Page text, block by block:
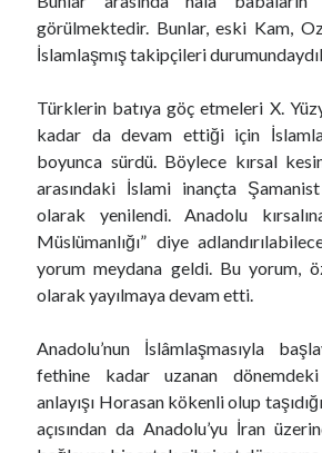
16 Nisan 2023
Dünyada bunlar da yaşandı
Mesudiye’nin Kayıp Köyleri
22 Ocak 2023
Yeni Yorumlar
Mithat Baş-Sarıkamış Şehitleri Anılırken
24 Aralık 2023
Naşit Oskay -Sarıkamış Şehitleri Anılırken
24 Aralık 2023
2 Aralık 2023
Mithat Baş -Kaşığın Hikayesi
Nedim Gürsoy-Kaşığın Hikayesi
2 Aralık 2023
görülmektedir. Bunlar, eski Kam,
İslamlaşmış takipçileri
Türklerin batıya göç etmeleri X.
kadar da devam ettiği için
boyunca sürdü. Böylece kırsal
arasındaki İslami inançta
olarak yenilendi. Anadolu
Müslümanlığı” diye
yorum meydana geldi. Bu yorum,
olarak yayılmaya devam etti.
Anadolu’nun İslâmlaşmasıyla
fethine kadar uzanan
anlayışı Horasan kökenli olup
açısından da Anadolu’yu İran